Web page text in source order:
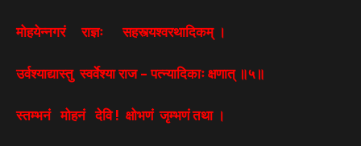
मोहयेन्नगरं राज्ञः सहस्त्यश्वरथादिकम् ।
उर्वश्याद्यास्तु स्वर्वेश्या राज – पत्न्यादिकाः क्षणात् ॥५॥
स्तम्भनं मोहनं देवि ! क्षोभणं जृम्भणं तथा ।